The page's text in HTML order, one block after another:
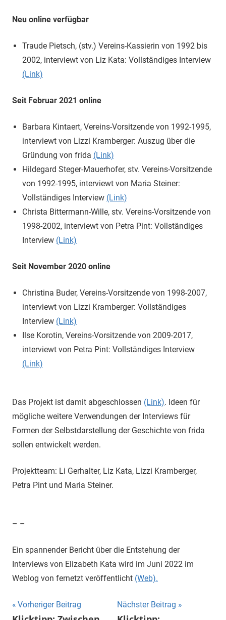
Neu online verfügbar
Traude Pietsch, (stv.) Vereins-Kassierin von 1992 bis
2002, interviewt von Liz Kata: Vollständiges Interview
(Link)
Seit Februar 2021 online
Barbara Kintaert, Vereins-Vorsitzende von 1992-1995,
interviewt von Lizzi Kramberger: Auszug über die
Gründung von frida (Link)
Hildegard Steger-Mauerhofer, stv. Vereins-Vorsitzende
von 1992-1995, interviewt von Maria Steiner:
Vollständiges Interview (Link)
Christa Bittermann-Wille, stv. Vereins-Vorsitzende von
1998-2002, interviewt von Petra Pint: Vollständiges
Interview (Link)
Seit November 2020 online
Christina Buder, Vereins-Vorsitzende von 1998-2007,
interviewt von Lizzi Kramberger: Vollständiges
Interview (Link)
Ilse Korotin, Vereins-Vorsitzende von 2009-2017,
interviewt von Petra Pint: Vollständiges Interview
(Link)
Das Projekt ist damit abgeschlossen (Link). Ideen für
mögliche weitere Verwendungen der Interviews für
Formen der Selbstdarstellung der Geschichte von frida
sollen entwickelt werden.
Projektteam: Li Gerhalter, Liz Kata, Lizzi Kramberger,
Petra Pint und Maria Steiner.
– –
Ein spannender Bericht über die Entstehung der
Interviews von Elizabeth Kata wird im Juni 2022 im
Weblog von fernetzt veröffentlicht (Web).
Beitragsnavigation
Vorheriger Beitrag Nächster Beitrag